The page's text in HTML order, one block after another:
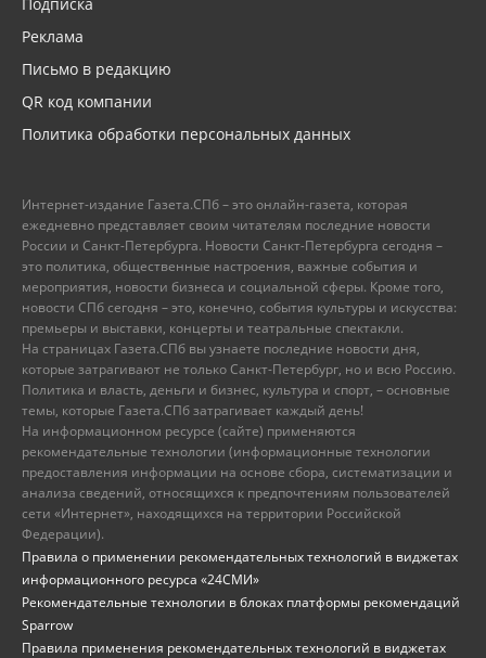
Реклама
Письмо в редакцию
QR код компании
Политика обработки персональных данных
Интернет-издание Газета.СПб – это онлайн-газета, которая
ежедневно представляет своим читателям последние новости
России и Санкт-Петербурга. Новости Санкт-Петербурга сегодня –
это политика, общественные настроения, важные события и
мероприятия, новости бизнеса и социальной сферы. Кроме того,
новости СПб сегодня – это, конечно, события культуры и искусства:
премьеры и выставки, концерты и театральные спектакли.
На страницах Газета.СПб вы узнаете последние новости дня,
которые затрагивают не только Санкт-Петербург, но и всю Россию.
Политика и власть, деньги и бизнес, культура и спорт, – основные
темы, которые Газета.СПб затрагивает каждый день!
На информационном ресурсе (сайте) применяются
рекомендательные технологии (информационные технологии
предоставления информации на основе сбора, систематизации и
анализа сведений, относящихся к предпочтениям пользователей
сети «Интернет», находящихся на территории Российской
Федерации).
Правила о применении рекомендательных технологий в виджетах
информационного ресурса «24СМИ»
Рекомендательные технологии в блоках платформы рекомендаций
Sparrow
Правила применения рекомендательных технологий в виджетах